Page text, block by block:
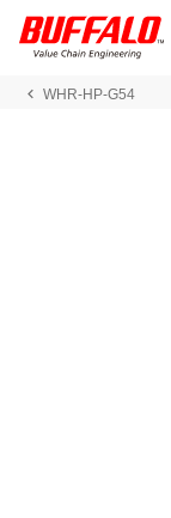
WHR-HP-G54